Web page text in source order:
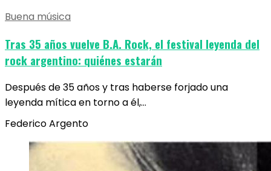
Buena música
Tras 35 años vuelve B.A. Rock, el festival leyenda del
rock argentino: quiénes estarán
Después de 35 años y tras haberse forjado una
leyenda mítica en torno a él,…
Federico Argento